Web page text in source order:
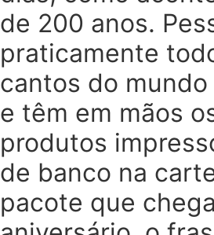
de 200 anos.
praticamente
cantos do
e têm em mãos
produtos
de banco na
pacote que